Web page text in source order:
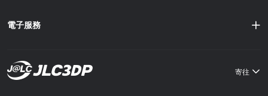
電子服務
寄往